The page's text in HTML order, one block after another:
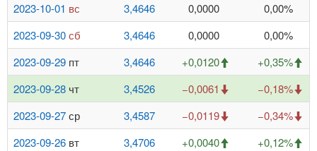
2023-10-01 вс 3,4646 0,0000
0,00%
2023-09-30сб 3,4646 0,0000
0,00%
2023-09-29 пт 3,4646 +0,0120
+0,35%
2023-09-28 чт 3,4526 −0,0061
−0,18%
2023-09-27ср 3,4587 −0,0119
−0,34%
2023-09-26 вт 3,4706 +0,0040
+0,12%